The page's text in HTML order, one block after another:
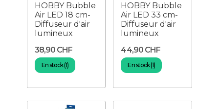
HOBBY Bubble
Air LED 18 cm-
Diffuseur d'air
lumineux
38,90 CHF
En stock (1)
HOBBY Bubble
Air LED 33 cm-
Diffuseur d'air
lumineux
44,90 CHF
En stock (1)